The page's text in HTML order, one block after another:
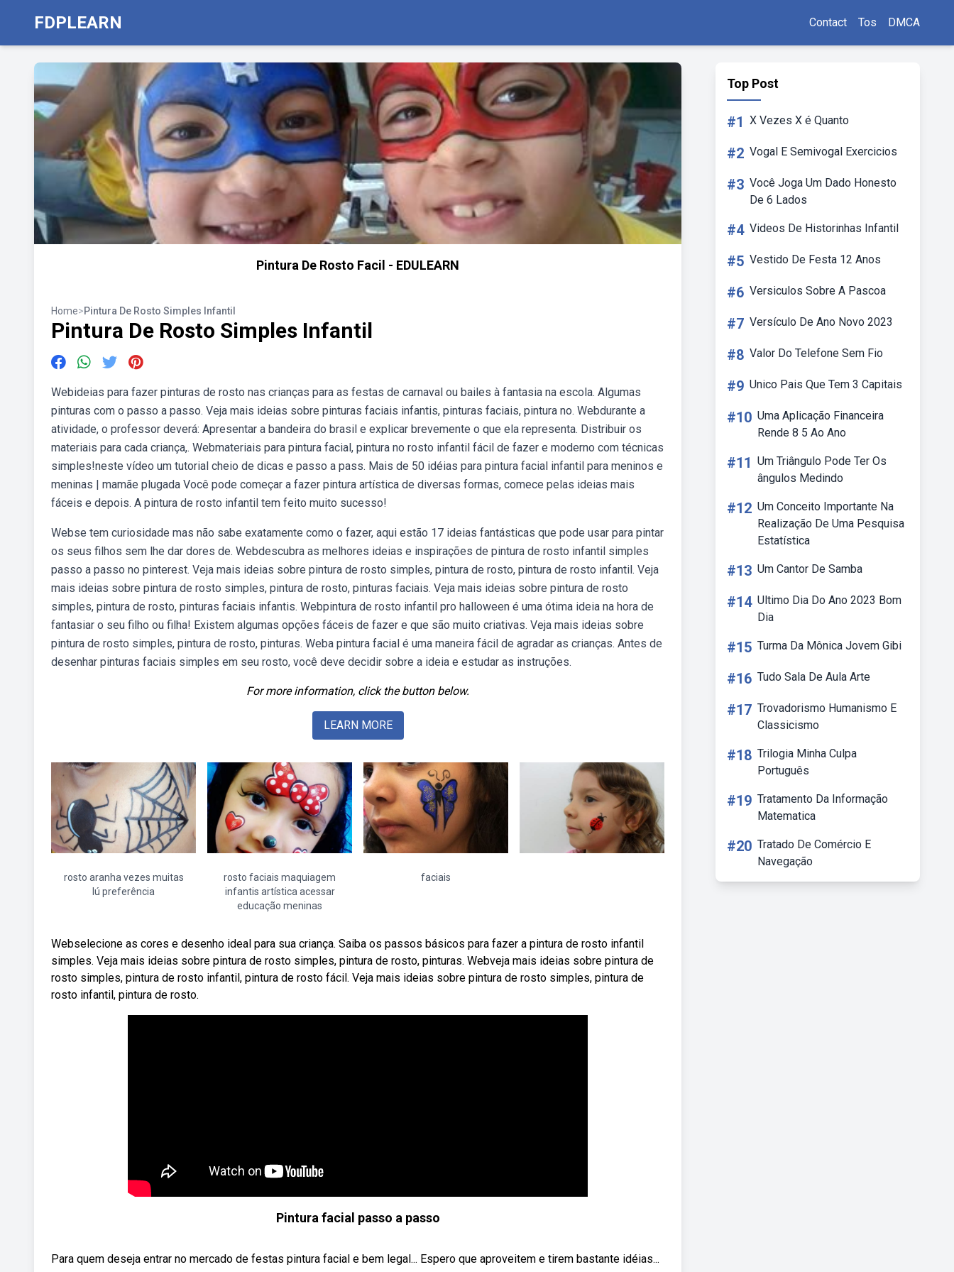
FDPLEARN Contact Tos DMCA
Pintura De Rosto Facil - EDULEARN
Home>Pintura De Rosto Simples Infantil
Pintura De Rosto Simples Infantil
Webideias para fazer pinturas de rosto nas crianças para as festas de carnaval ou bailes à fantasia na escola. Algumas
pinturas com o passo a passo. Veja mais ideias sobre pinturas faciais infantis, pinturas faciais, pintura no. Webdurante a
atividade, o professor deverá: Apresentar a bandeira do brasil e explicar brevemente o que ela representa. Distribuir os
materiais para cada criança,. Webmateriais para pintura facial, pintura no rosto infantil fácil de fazer e moderno com técnicas
simples!neste vídeo um tutorial cheio de dicas e passo a pass. Mais de 50 idéias para pintura facial infantil para meninos e
meninas | mamãe plugada Você pode começar a fazer pintura artística de diversas formas, comece pelas ideias mais
fáceis e depois. A pintura de rosto infantil tem feito muito sucesso!
Webse tem curiosidade mas não sabe exatamente como o fazer, aqui estão 17 ideias fantásticas que pode usar para pintar
os seus filhos sem lhe dar dores de. Webdescubra as melhores ideias e inspirações de pintura de rosto infantil simples
passo a passo no pinterest. Veja mais ideias sobre pintura de rosto simples, pintura de rosto, pintura de rosto infantil. Veja
mais ideias sobre pintura de rosto simples, pintura de rosto, pinturas faciais. Veja mais ideias sobre pintura de rosto
simples, pintura de rosto, pinturas faciais infantis. Webpintura de rosto infantil pro halloween é uma ótima ideia na hora de
fantasiar o seu filho ou filha! Existem algumas opções fáceis de fazer e que são muito criativas. Veja mais ideias sobre
pintura de rosto simples, pintura de rosto, pinturas. Weba pintura facial é uma maneira fácil de agradar as crianças. Antes de
desenhar pinturas faciais simples em seu rosto, você deve decidir sobre a ideia e estudar as instruções.
For more information, click the button below.
LEARN MORE
rosto aranha vezes muitas
lú preferência
rosto faciais maquiagem
infantis artística acessar
educação meninas
faciais
Webselecione as cores e desenho ideal para sua criança. Saiba os passos básicos para fazer a pintura de rosto infantil
simples. Veja mais ideias sobre pintura de rosto simples, pintura de rosto, pinturas. Webveja mais ideias sobre pintura de
rosto simples, pintura de rosto infantil, pintura de rosto fácil. Veja mais ideias sobre pintura de rosto simples, pintura de
rosto infantil, pintura de rosto.
Pintura facial passo a passo
Para quem deseja entrar no mercado de festas pintura facial e bem legal... Espero que aproveitem e tirem bastante idéias...
Top Post
#1 X Vezes X é Quanto
#2 Vogal E Semivogal Exercicios
#3 Você Joga Um Dado Honesto
De 6 Lados
#4 Videos De Historinhas Infantil
#5 Vestido De Festa 12 Anos
#6 Versiculos Sobre A Pascoa
#7 Versículo De Ano Novo 2023
#8 Valor Do Telefone Sem Fio
#9 Unico Pais Que Tem 3 Capitais
#10 Uma Aplicação Financeira
Rende 8 5 Ao Ano
#11 Um Triângulo Pode Ter Os
ângulos Medindo
#12 Um Conceito Importante Na
Realização De Uma Pesquisa
Estatística
#13 Um Cantor De Samba
#14 Ultimo Dia Do Ano 2023 Bom
Dia
#15 Turma Da Mônica Jovem Gibi
#16 Tudo Sala De Aula Arte
#17 Trovadorismo Humanismo E
Classicismo
#18 Trilogia Minha Culpa
Português
#19 Tratamento Da Informação
Matematica
#20 Tratado De Comércio E
Navegação